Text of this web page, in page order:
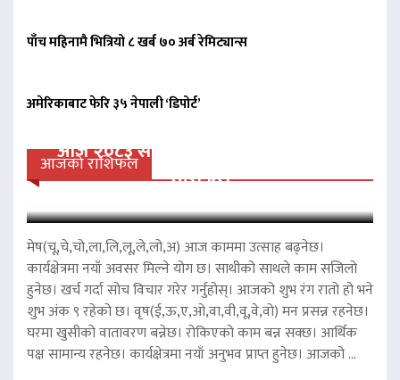
पाँच महिनामै भित्रियो ८ खर्ब ७० अर्ब रेमिट्यान्स
अमेरिकाबाट फेरि ३५ नेपाली ‘डिपोर्ट’
आजको राशिफल
आज २०८३ साल साउन २२ गते शुक्रवारको
राशिफल
मेष(चू,चे,चो,ला,लि,लू,ले,लो,अ) आज काममा उत्साह बढ्नेछ।
कार्यक्षेत्रमा नयाँ अवसर मिल्ने योग छ। साथीको साथले काम सजिलो
हुनेछ। खर्च गर्दा सोच विचार गरेर गर्नुहोस्। आजको शुभ रंग रातो हो भने
शुभ अंक ९ रहेको छ। वृष(ई,ऊ,ए,ओ,वा,वी,वू,वे,वो) मन प्रसन्न रहनेछ।
घरमा खुसीको वातावरण बन्नेछ। रोकिएको काम बन्न सक्छ। आर्थिक
पक्ष सामान्य रहनेछ। कार्यक्षेत्रमा नयाँ अनुभव प्राप्त हुनेछ। आजको ...